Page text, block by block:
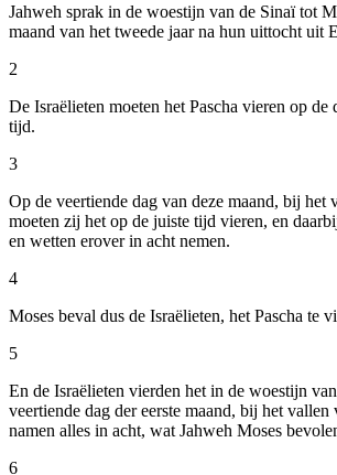
Jahweh sprak in de woestijn van de Sinaï tot
maand van het tweede jaar na hun uittocht uit
2
De Israëlieten moeten het Pascha vieren op de
tijd.
3
Op de veertiende dag van deze maand, bij het
moeten zij het op de juiste tijd vieren, en
en wetten erover in acht nemen.
4
Moses beval dus de Israëlieten, het Pascha te
5
En de Israëlieten vierden het in de woestijn
veertiende dag der eerste maand, bij het
namen alles in acht, wat Jahweh Moses
6